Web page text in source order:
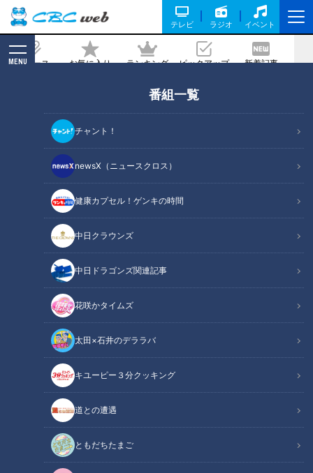
テレビ ラジオ イベント
ニュース お気に入り ランキング ピックアップ 新着記事
MENU
番組一覧
チャント！
newsX（ニュースクロス）
健康カプセル！ゲンキの時間
中日クラウンズ
中日ドラゴンズ関連記事
花咲かタイムズ
太田×石井のデララバ
キユーピー３分クッキング
道との遭遇
ともだちたまご
ばの肉球』を調査！ ラーメンを覆う巨大
な肉球！ 毎月29日“肉の日”限定の愛さ
れフード
記事に戻る
CBCテレビ『チャント！』いただきます！ほぼ地元だけ 愛されフード
この記事の画像（全8枚）